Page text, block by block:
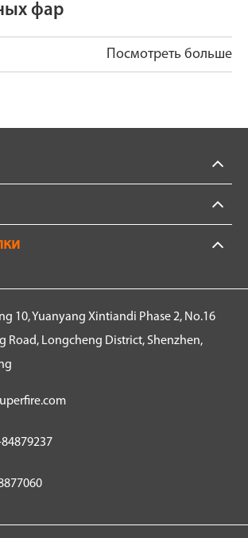
фар
Посмотреть больше
10, Yuanyang Xintiandi Phase 2, No.16
Road, Longcheng District, Shenzhen,